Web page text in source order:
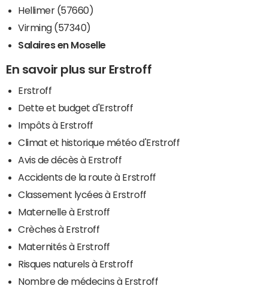
Hellimer (57660)
Virming (57340)
Salaires en Moselle
En savoir plus sur Erstroff
Erstroff
Dette et budget d'Erstroff
Impôts à Erstroff
Climat et historique météo d'Erstroff
Avis de décès à Erstroff
Accidents de la route à Erstroff
Classement lycées à Erstroff
Maternelle à Erstroff
Crèches à Erstroff
Maternités à Erstroff
Risques naturels à Erstroff
Nombre de médecins à Erstroff